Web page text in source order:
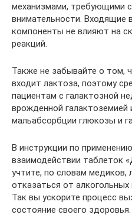
механизмами, требующими
внимательности. Входящие
компоненты не влияют на
реакций.
Также не забывайте о том,
входит лактоза, поэтому
пациентам с галактозной
врожденной галактоземией
мальабсорбции глюкозы и
В инструкции по
взаимодействии таблеток
учтите, по словам медиков,
отказаться от
Так вы ускорите процесс
состояние своего здоровья.